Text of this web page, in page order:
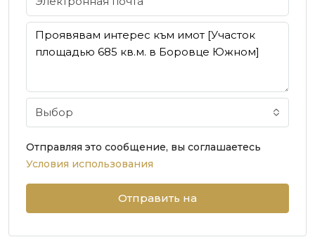
Выбор
Отправляя это сообщение, вы соглашаетесь
Условия использования
Отправить на